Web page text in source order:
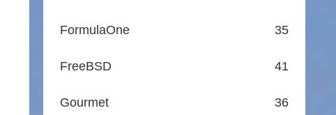
FormulaOne 35
FreeBSD 41
Gourmet 36